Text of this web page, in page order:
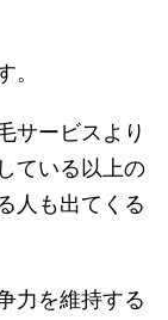
。
サービスより
ている以上の
人も出てくる
力を維持する